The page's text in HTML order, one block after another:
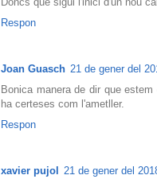
Respon
Joan Guasch 21 de gener del
Bonica manera de dir que
ha certeses com l'ametller.
Respon
xavier pujol
21 de gener del